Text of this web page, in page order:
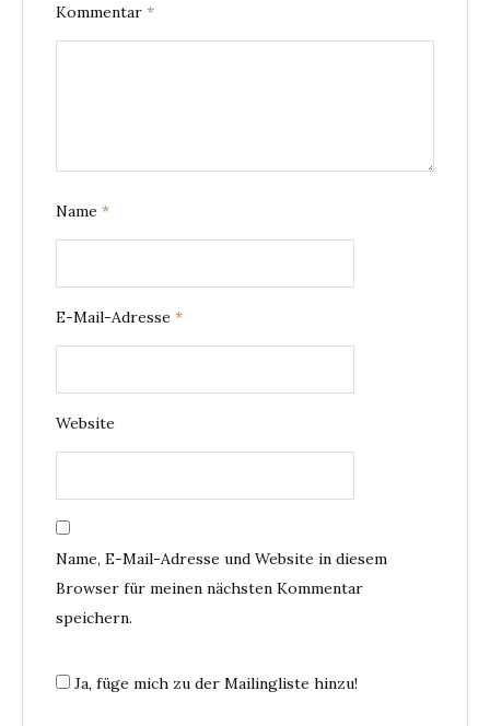
Kommentar *
Name *
E-Mail-Adresse *
Website
Name, E-Mail-Adresse und Website in diesem
Browser für meinen nächsten Kommentar
speichern.
Ja, füge mich zu der Mailingliste hinzu!